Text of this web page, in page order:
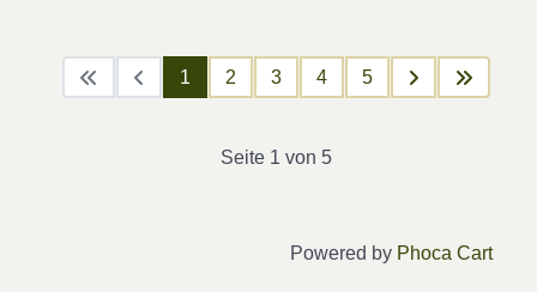
1 2 3 4 5
Seite 1 von 5
Powered by Phoca Cart